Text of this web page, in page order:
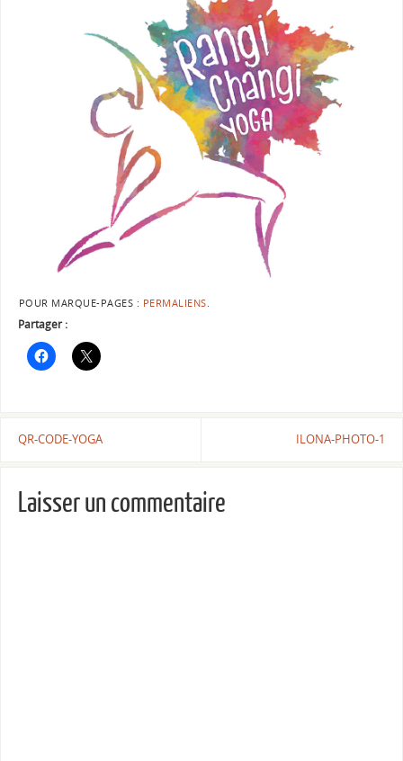
POUR MARQUE-PAGES : PERMALIENS.
Partager :
QR-CODE-YOGA ILONA-PHOTO-1
Laisser un commentaire